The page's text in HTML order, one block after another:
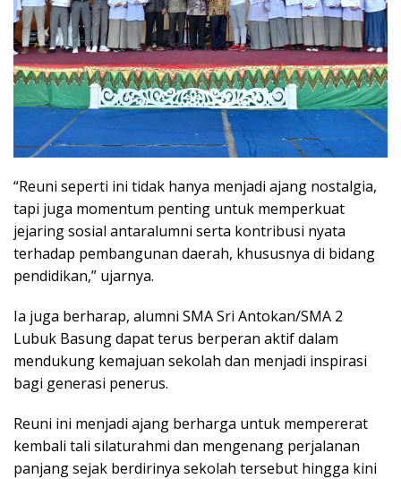
“Reuni seperti ini tidak hanya menjadi ajang nostalgia,
tapi juga momentum penting untuk memperkuat
jejaring sosial antaralumni serta kontribusi nyata
terhadap pembangunan daerah, khususnya di bidang
pendidikan,” ujarnya.
Ia juga berharap, alumni SMA Sri Antokan/SMA 2
Lubuk Basung dapat terus berperan aktif dalam
mendukung kemajuan sekolah dan menjadi inspirasi
bagi generasi penerus.
Reuni ini menjadi ajang berharga untuk mempererat
kembali tali silaturahmi dan mengenang perjalanan
panjang sejak berdirinya sekolah tersebut hingga kini